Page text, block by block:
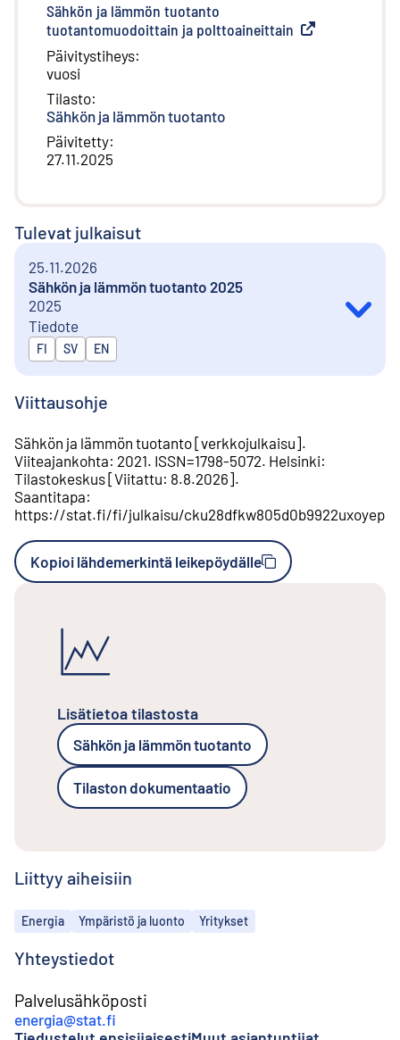
Sähkön ja lämmön tuotanto
tuotantomuodoittain ja polttoaineittain Ulkoinen linkki
Päivitystiheys:
vuosi
Tilasto:
Sähkön ja lämmön tuotanto
Päivitetty:
27.11.2025
Tulevat julkaisut
25.11.2026
Sähkön ja lämmön tuotanto 2025
2025
Tiedote
Julkaistaan kielillä
FI SV EN
Viittausohje
Sähkön ja lämmön tuotanto [verkkojulkaisu].
Viiteajankohta: 2021. ISSN=1798-5072. Helsinki:
Tilastokeskus [Viitattu: 8.8.2026].
Saantitapa:
https://stat.fi/fi/julkaisu/cku28dfkw805d0b9922uxoyep
Kopioi lähdemerkintä leikepöydälle
Lisätietoa tilastosta
Sähkön ja lämmön tuotanto
Tilaston dokumentaatio
Liittyy aiheisiin
Aiheet
Energia Ympäristö ja luonto Yritykset
Yhteystiedot
Palvelusähköposti
energia@stat.fi